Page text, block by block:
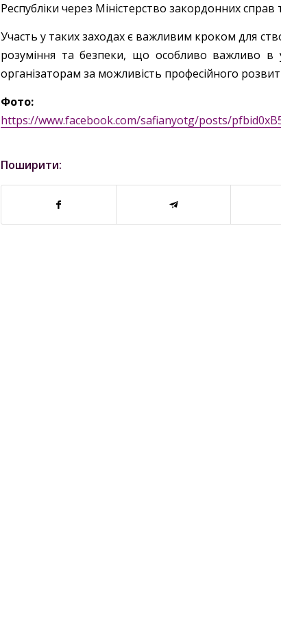
Республіки через Міністерство закордонних
Участь у таких заходах є важливим кроком для
розуміння та безпеки, що особливо важливо в
організаторам за можливість професійного
Фото:
https://www.facebook.com/safianyotg/posts/
Поширити: